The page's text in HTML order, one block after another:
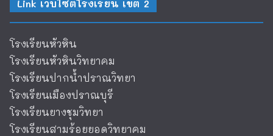
Link เว็บไซต์โรงเรียน เขต 2
โรงเรียนหัวหิน
โรงเรียนหัวหินวิทยาคม
โรงเรียนปากน้ำปราณวิทยา
โรงเรียนเมืองปราณบุรี
โรงเรียนยางชุมวิทยา
โรงเรียนสามร้อยยอดวิทยาคม